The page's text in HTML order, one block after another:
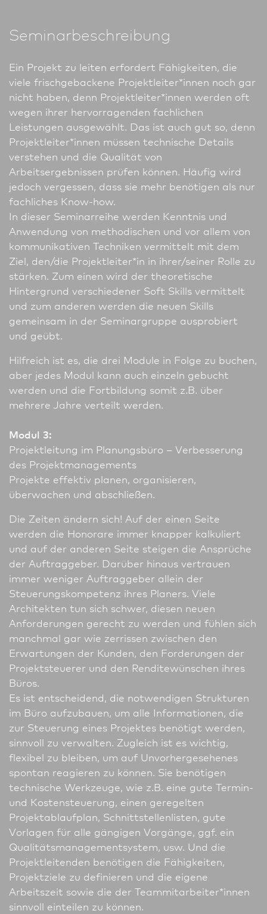
Seminarbeschreibung
Ein Projekt zu leiten erfordert Fähigkeiten, die
viele frischgebackene Projektleiter*innen noch gar
nicht haben, denn Projektleiter*innen werden oft
wegen ihrer hervor­ragenden fachlichen
Leistungen ausgewählt. Das ist auch gut so, denn
Projektleiter*innen müssen technische Details
verstehen und die Qualität von
Arbeitsergebnissen prüfen können. Häufig wird
jedoch vergessen, dass sie mehr benötigen als nur
fachliches Know-how.
In dieser Seminarreihe werden Kenntnis und
Anwendung von methodischen und vor allem von
kommunikativen Techniken vermittelt mit dem
Ziel, den/die Projektleiter*in in ihrer/seiner Rolle zu
stärken. Zum einen wird der theoretische
Hintergrund verschiedener Soft Skills vermittelt
und zum anderen werden die neuen Skills
gemeinsam in der Seminargruppe ausprobiert
und geübt.
Hilfreich ist es, die drei Module in Folge zu buchen,
aber jedes Modul kann auch einzeln gebucht
werden und die Fortbildung somit z.B. über
mehrere Jahre verteilt werden.
Modul 3:
Projektleitung im Planungsbüro – Ver­besse­rung
des Projektmanagements
Projekte effektiv planen, organisieren,
überwachen und abschließen.
Die Zeiten ändern sich! Auf der einen Seite
werden die Honorare immer knapper kalkuliert
und auf der anderen Seite steigen die Ansprüche
der Auftraggeber. Darüber hinaus vertrauen
immer weniger Auftraggeber allein der
Steuerungskompetenz ihres Planers. Viele
Architekten tun sich schwer, diesen neuen
Anforderungen gerecht zu werden und fühlen sich
manchmal gar wie zerrissen zwischen den
Erwartungen der Kunden, den Forderungen der
Projektsteuerer und den Renditewünschen ihres
Büros.
Es ist ent­scheidend, die notwendigen Strukturen
im Büro aufzubauen, um alle In­for­ma­tio­nen, die
zur Steuerung eines Projektes benötigt werden,
sinnvoll zu verwalten. Zugleich ist es wichtig,
flexibel zu bleiben, um auf Unvorhergesehenes
spontan reagieren zu können. Sie benötigen
technische Werkzeuge, wie z.B. eine gute Termin-
und Kostensteuerung, einen geregelten
Projektablaufplan, Schnitt­stellenlisten, gute
Vorlagen für alle gängigen Vorgänge, ggf. ein
Qualitätsmanagementsystem, usw. Und die
Projektleitenden benötigen die Fähigkeiten,
Projektziele zu definieren und die eigene
Arbeitszeit sowie die der Teammitarbeiter*innen
sinnvoll einteilen zu können.